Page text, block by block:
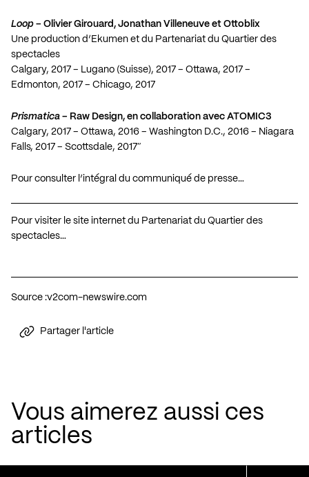
Loop – Olivier Girouard, Jonathan Villeneuve et Ottoblix
Une production d’Ekumen et du Partenariat du Quartier des
spectacles
Calgary, 2017 – Lugano (Suisse), 2017 – Ottawa, 2017 –
Edmonton, 2017 – Chicago, 2017
Prismatica – Raw Design, en collaboration avec ATOMIC3
Calgary, 2017 – Ottawa, 2016 – Washington D.C., 2016 – Niagara
Falls, 2017 – Scottsdale, 2017″
Pour consulter l’intégral du communiqué de presse…
Pour visiter le site internet du Partenariat du Quartier des
spectacles…
Source :v2com-newswire.com
Partager l'article
Vous aimerez aussi ces
articles